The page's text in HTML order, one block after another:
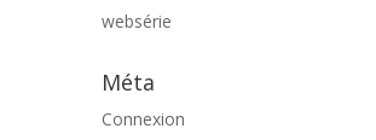
websérie
Méta
Connexion